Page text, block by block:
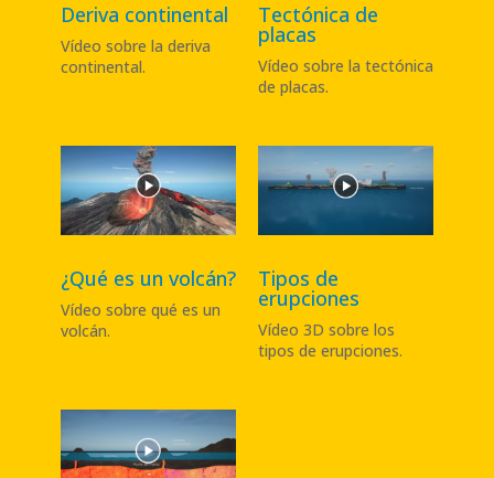
Deriva continental
Vídeo sobre la deriva
continental.
Tectónica de
placas
Vídeo sobre la tectónica
de placas.
¿Qué es un volcán?
Vídeo sobre qué es un
volcán.
Tipos de
erupciones
Vídeo 3D sobre los
tipos de erupciones.